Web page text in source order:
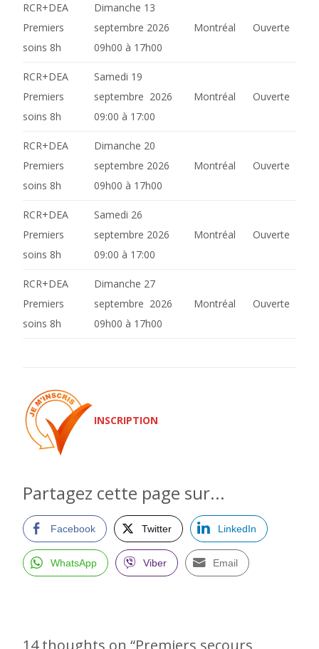
RCR+DEA
Premiers
soins 8h
Dimanche 13
septembre 2026
09h00 à 17h00
Montréal Ouverte
RCR+DEA
Premiers
soins 8h
Samedi 19
septembre 2026
09:00 à 17:00
Montréal Ouverte
RCR+DEA
Premiers
soins 8h
Dimanche 20
septembre 2026
09h00 à 17h00
Montréal Ouverte
RCR+DEA
Premiers
soins 8h
Samedi 26
septembre 2026
09:00 à 17:00
Montréal Ouverte
RCR+DEA
Premiers
soins 8h
Dimanche 27
septembre 2026
09h00 à 17h00
Montréal Ouverte
INSCRIPTION
Partagez cette page sur...
Facebook Twitter LinkedIn
WhatsApp Viber Email
14 thoughts on “Premiers secours